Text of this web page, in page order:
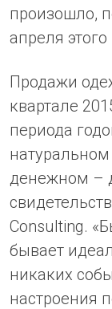
произошло,
апреля этого
Продажи
квартале
периода
денежном –
Consulting.
бывает
никаких
настроения